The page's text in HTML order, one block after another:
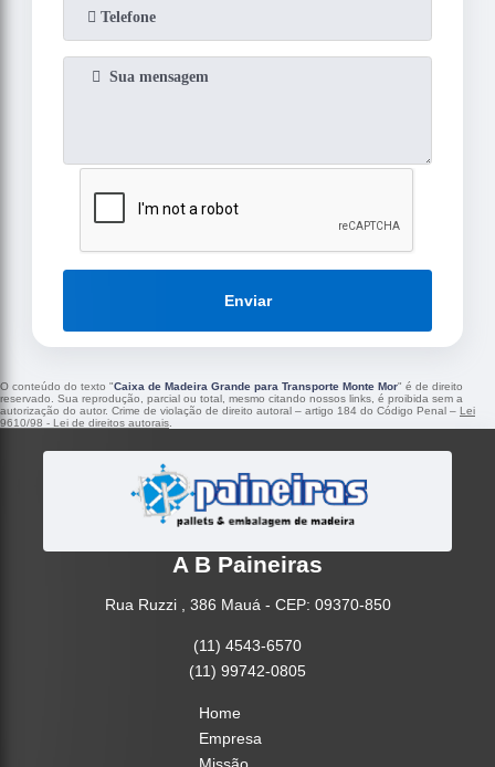
Enviar
O conteúdo do texto "Caixa de Madeira Grande para Transporte Monte Mor" é de direito
reservado. Sua reprodução, parcial ou total, mesmo citando nossos links, é proibida sem a
autorização do autor. Crime de violação de direito autoral – artigo 184 do Código Penal – Lei
9610/98 - Lei de direitos autorais.
A B Paineiras
Rua Ruzzi , 386 Mauá - CEP: 09370-850
(11) 4543-6570
(11) 99742-0805
Home
Empresa